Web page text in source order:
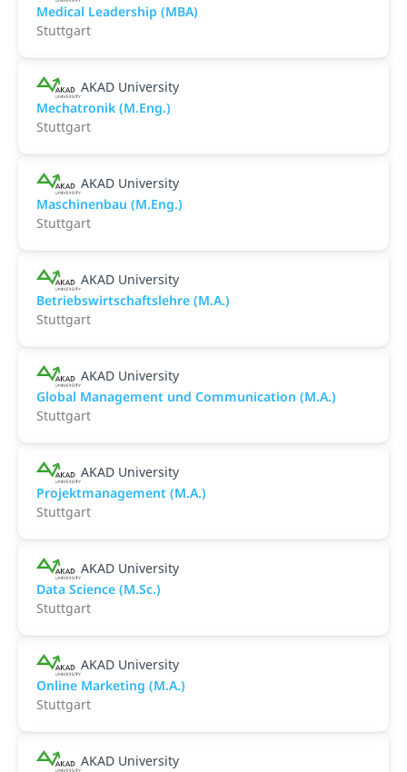
Medical Leadership (MBA)
Stuttgart
AKAD University
Mechatronik (M.Eng.)
Stuttgart
AKAD University
Maschinenbau (M.Eng.)
Stuttgart
AKAD University
Betriebswirtschaftslehre (M.A.)
Stuttgart
AKAD University
Global Management und Communication (M.A.)
Stuttgart
AKAD University
Projektmanagement (M.A.)
Stuttgart
AKAD University
Data Science (M.Sc.)
Stuttgart
AKAD University
Online Marketing (M.A.)
Stuttgart
AKAD University